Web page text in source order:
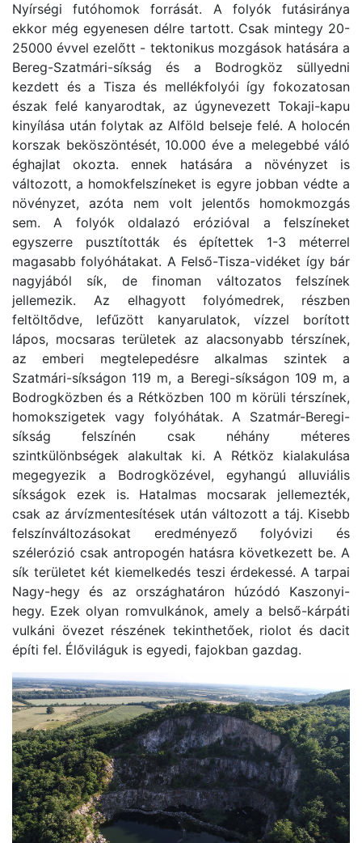
Nyírségi futóhomok forrását. A folyók futásiránya
ekkor még egyenesen délre tartott. Csak mintegy 20-
25000 évvel ezelőtt - tektonikus mozgások hatására a
Bereg-Szatmári-síkság és a Bodrogköz süllyedni
kezdett és a Tisza és mellékfolyói így fokozatosan
észak felé kanyarodtak, az úgynevezett Tokaji-kapu
kinyílása után folytak az Alföld belseje felé. A holocén
korszak beköszöntését, 10.000 éve a melegebbé váló
éghajlat okozta. ennek hatására a növényzet is
változott, a homokfelszíneket is egyre jobban védte a
növényzet, azóta nem volt jelentős homokmozgás
sem. A folyók oldalazó erózióval a felszíneket
egyszerre pusztították és építettek 1-3 méterrel
magasabb folyóhátakat. A Felső-Tisza-vidéket így bár
nagyjából sík, de finoman változatos felszínek
jellemezik. Az elhagyott folyómedrek, részben
feltöltődve, lefűzött kanyarulatok, vízzel borított
lápos, mocsaras területek az alacsonyabb térszínek,
az emberi megtelepedésre alkalmas szintek a
Szatmári-síkságon 119 m, a Beregi-síkságon 109 m, a
Bodrogközben és a Rétközben 100 m körüli térszínek,
homokszigetek vagy folyóhátak. A Szatmár-Beregi-
síkság felszínén csak néhány méteres
szintkülönbségek alakultak ki. A Rétköz kialakulása
megegyezik a Bodrogközével, egyhangú alluviális
síkságok ezek is. Hatalmas mocsarak jellemezték,
csak az árvízmentesítések után változott a táj. Kisebb
felszínváltozásokat eredményező folyóvizi és
szélerózió csak antropogén hatásra következett be. A
sík területet két kiemelkedés teszi érdekessé. A tarpai
Nagy-hegy és az ország­határon húzódó Kaszonyi-
hegy. Ezek olyan romvulkánok, amely a belső-kárpáti
vulkáni övezet részének tekinthetőek, riolot és dacit
építi fel. Élőviláguk is egyedi, fajokban gazdag.